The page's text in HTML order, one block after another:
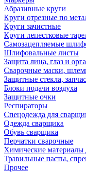
Абразивные круги
Круги отрезные по
Круги зачистные
Круги лепестковые
Самозацепляемые
Шлифовальные листы
Защита лица, глаз и
Сварочные маски,
Защитные стекла,
Блоки подачи воздуха
Защитные очки
Респираторы
Спецодежда для
Одежда сварщика
Обувь сварщика
Перчатки сварочные
Химические материалы
Травильные пасты,
Прочее